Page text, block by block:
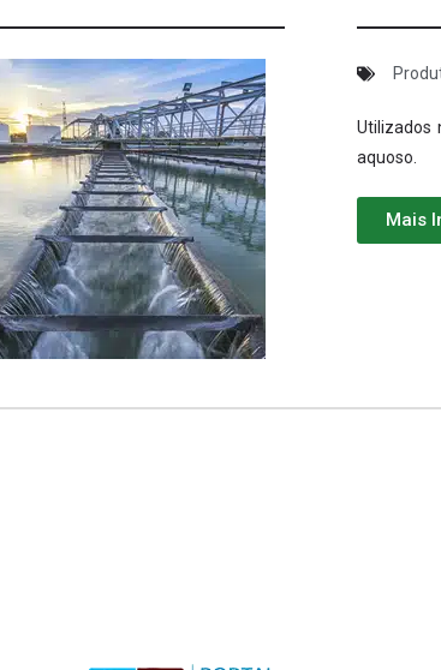
Utilizados
aquoso.
Mais